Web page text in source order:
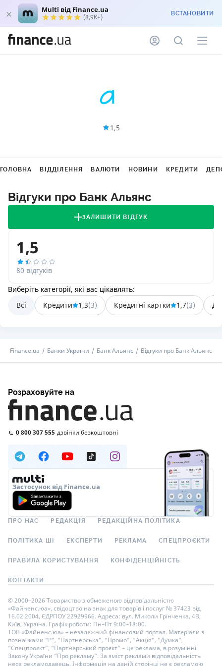
Multi від Finance.ua
(8,9K+) ВСТАНОВИТИ
1,5
ГОЛОВНА ВІДДІЛЕННЯ ВАЛЮТИ НОВИНИ КРЕДИТИ
Відгуки про Банк Альянс
ЗАЛИШИТИ ВІДГУК
1,5
80 відгуків
Виберіть категорії, які вас цікавлять:
Всі
Кредити 1,3(3) Кредитні картки 1,7(3)
Finance.ua Банки України Банк Альянс Відгуки про Банк Альянс
Розраховуйте на
0 800 307 555 дзвінки безкоштовні
Застосунок від Finance.ua
ПРО НАС РЕДАКЦІЯ РЕДАКЦІЙНА ПОЛІТИКА
ПОЛІТИКА ШІ ЕКСПЕРТИ РЕКЛАМА СПЕЦПРОЄКТИ
ПРАВИЛА КОРИСТУВАННЯ КОНФІДЕНЦІЙНІСТЬ
КОНТАКТИ
© 2000–2026 Товариство з обмеженою відповідальністю
«Файненс.юа», свідоцтво на знак для товарів і послуг № 37423 від
16.02.2004, ЄДРПОУ 22929966. Адреса: вул. Миколи Грінченка, 4В,
Київ, Україна. Графік роботи: Пн–Пт 9:00–18:00.
ТОВ «Файненс.юа» – незалежний фінансовий портал. Матеріали з
позначками “Р”, “Партнерська”, “Промо”, “Акція”, “Думка”,
“Спецпроєкт”, “Партнерський проєкт” – це реклама, в розумінні
Закону України “Про рекламу”. За зміст реклами відповідальність
несе рекламодавець. Інформація на даній сторінці не є рекламою